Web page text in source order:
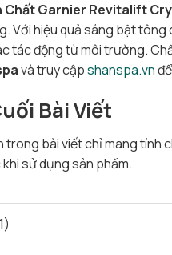
Chất Garnier Revitalift
Với hiệu quả sáng bật
tác động từ môi trường.
và truy cậpshanspa.vn
Bài Viết
trong bài viết chỉ mang tính
sử dụng sản phẩm.